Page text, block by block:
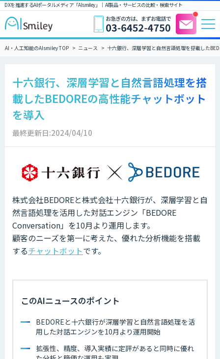
DXを推進するAIポータルメディア「AIsmiley」｜ AI製品・サービスの比較・検索サイト
AI・人工知能のAIsmiley TOP ニュース 十六銀行、深層学習と自然言語処理を搭載した
十六銀行、深層学習と自然言語処理を搭
載したBEDOREの高性能チャットボット
を導入
最終更新日:2024/04/10
株式会社BEDOREと株式会社十六銀行が、深層学習と自
然言語処理を活用した対話エンジン「BEDORE
Conversation」を10月より運用します。
顧客のニーズを第一に考えた、優れた分析機能を搭載
するチャットボットです。
このAIニュースのポイント
BEDOREと十六銀行が深層学習と自然言語処理を活
用した対話エンジンを10月より運用開始
拡張性、精度、導入実績に定評があると同時に優れ